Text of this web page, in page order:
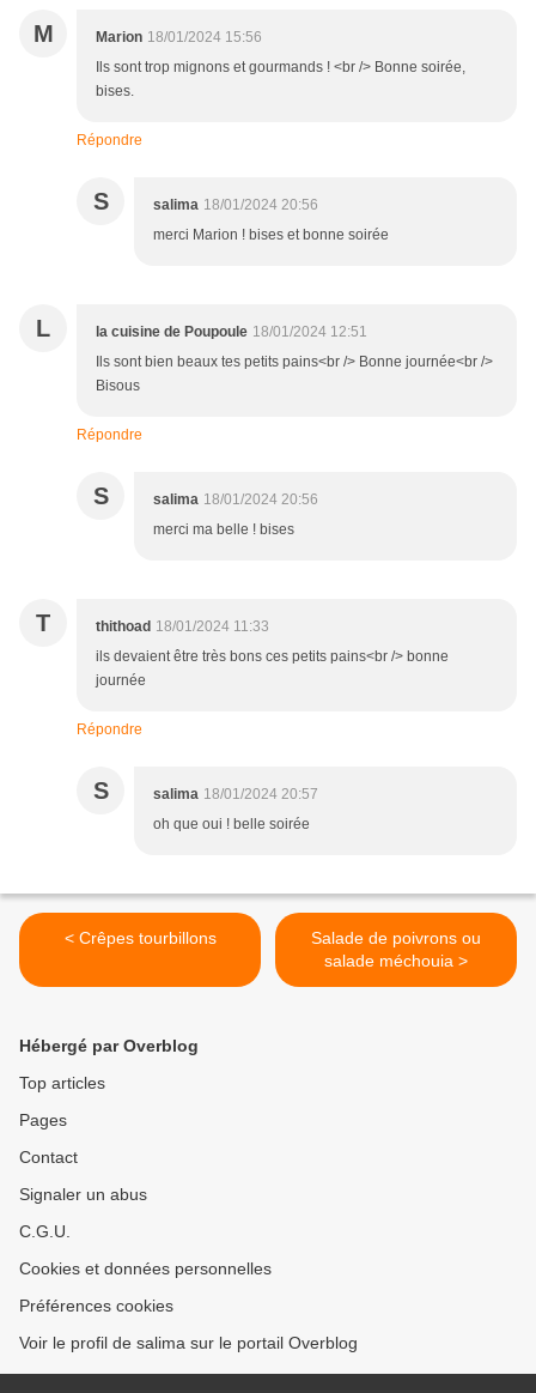
M Marion 18/01/2024 15:56
Ils sont trop mignons et gourmands ! <br /> Bonne soirée,
bises.
Répondre
S salima 18/01/2024 20:56
merci Marion ! bises et bonne soirée
L la cuisine de Poupoule 18/01/2024 12:51
Ils sont bien beaux tes petits pains<br /> Bonne journée<br />
Bisous
Répondre
S salima 18/01/2024 20:56
merci ma belle ! bises
T thithoad 18/01/2024 11:33
ils devaient être très bons ces petits pains<br /> bonne
journée
Répondre
S salima 18/01/2024 20:57
oh que oui ! belle soirée
< Crêpes tourbillons
Salade de poivrons ou
salade méchouia >
Hébergé par Overblog
Top articles
Pages
Contact
Signaler un abus
C.G.U.
Cookies et données personnelles
Préférences cookies
Voir le profil de salima sur le portail Overblog